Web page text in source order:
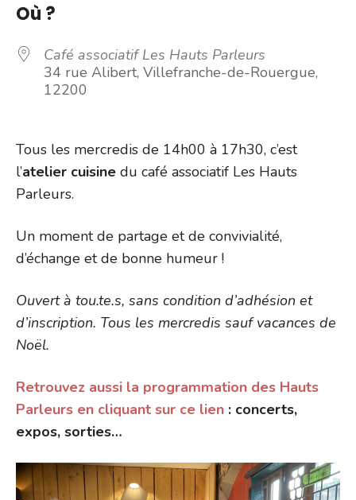
Où ?
Café associatif Les Hauts Parleurs
34 rue Alibert, Villefranche-de-Rouergue,
12200
Tous les mercredis de 14h00 à 17h30, c’est
l’atelier cuisine du café associatif Les Hauts
Parleurs.
Un moment de partage et de convivialité,
d’échange et de bonne humeur !
Ouvert à tou.te.s, sans condition d’adhésion et
d’inscription. Tous les mercredis sauf vacances de
Noël.
Retrouvez aussi la programmation des Hauts
Parleurs en cliquant sur ce lien : concerts,
expos, sorties…